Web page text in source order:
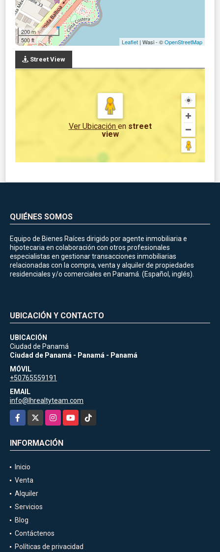
200 m
500 ft
Leaflet | Wasi - ©OpenStreetMap
Street View
Ver Ubicación en street
view
QUIÉNES SOMOS
Equipo de Bienes Raíces dirigido por agente inmobiliaria e
hipotecaria en colaboración con otros profesionales
especialistas en gestionar transacciones inmobiliarias
relacionadas con la compra, venta y alquiler de propiedades
residenciales y/o comerciales en Panamá. (Español, inglés).
UBICACIÓN Y CONTACTO
UBICACIÓN
Ciudad de Panamá
Ciudad de Panamá - Panamá - Panamá
MÓVIL
+50765559191
EMAIL
info@lhrealtyteam.com
Facebook
InstagramYouTubeTikTok
INFORMACIÓN
Inicio
Venta
Alquiler
Servicios
Blog
Contáctenos
Políticas de privacidad